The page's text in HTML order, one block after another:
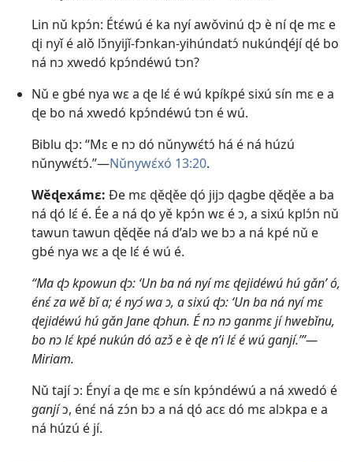
Lin nǔ kpɔ́n: Étɛ́wú é ka nyí awǒvinú ɖɔ è ní ɖe mɛ e
ɖi nyǐ é alǒ lɔ̌nyijǐ-fɔnkan-yihúndatɔ́ nukúnɖéjí ɖé bo
ná nɔ xwedó kpɔ́ndéwú tɔn?
Nǔ e gbé nya wɛ a ɖe lɛ́ é wú kpíkpé sixú sín mɛ e a
ɖe bo ná xwedó kpɔ́ndéwú tɔn é wú.
Biblu ɖɔ: “Mɛ e nɔ dó nǔnywɛ́tɔ́ há é ná húzú
nǔnywɛ́tɔ́.”—Nǔnywɛ́xó 13:20.
Wěɖexámɛ: Ðe mɛ ɖěɖěe ɖó jijɔ ɖagbe ɖěɖěe a ba
ná ɖó lɛ́ é. Ée a ná ɖo yě kpɔ́n wɛ é ɔ, a sixú kplɔ́n nǔ
tawun tawun ɖěɖěe ná d’alɔ we bɔ a ná kpé nǔ e
gbé nya wɛ a ɖe lɛ́ é wú é.
“Ma ɖɔ kpowun ɖɔ: ‘Un ba ná nyí mɛ ɖejidéwú hú gǎn’ ó,
énɛ́ za wě bǐ a; é nyɔ́ wa ɔ, a sixú ɖɔ: ‘Un ba ná nyí mɛ
ɖejidéwú hú gǎn Jane ɖɔhun. É nɔ nɔ ganmɛ jí hwebǐnu,
bo nɔ lɛ́ kpé nukún dó azɔ̌ e è ɖe n’i lɛ́ é wú ganjí.’”—
Miriam.
Nǔ tají ɔ: Ényí a ɖe mɛ e sín kpɔ́ndéwú a ná xwedó é
ganjíɔ, énɛ́ ná zɔ́n bɔ a ná ɖó acɛ dó mɛ alɔkpa e a
ná húzú é jí.